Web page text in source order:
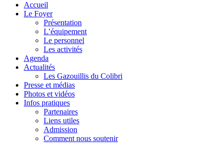
Accueil
Le Foyer
Présentation
L’équipement
Le personnel
Les activités
Agenda
Actualités
Les Gazouillis du Colibri
Presse et médias
Photos et vidéos
Infos pratiques
Partenaires
Liens utiles
Admission
Comment nous soutenir